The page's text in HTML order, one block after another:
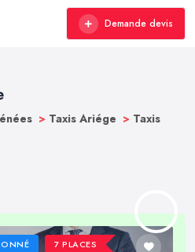
Demande devis
> Taxis Ariége > Taxis
7 PLACES